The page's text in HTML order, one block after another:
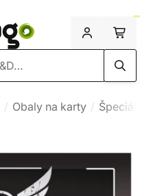
Obaly na karty Špeciálna